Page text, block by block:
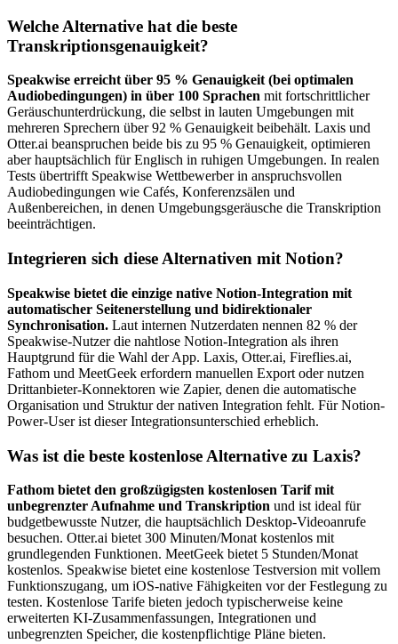
Welche Alternative hat die beste
Transkriptionsgenauigkeit?
Speakwise erreicht über 95 % Genauigkeit (bei optimalen
Audiobedingungen) in über 100 Sprachen mit fortschrittlicher
Geräuschunterdrückung, die selbst in lauten Umgebungen mit
mehreren Sprechern über 92 % Genauigkeit beibehält. Laxis und
Otter.ai beanspruchen beide bis zu 95 % Genauigkeit, optimieren
aber hauptsächlich für Englisch in ruhigen Umgebungen. In realen
Tests übertrifft Speakwise Wettbewerber in anspruchsvollen
Audiobedingungen wie Cafés, Konferenzsälen und
Außenbereichen, in denen Umgebungsgeräusche die Transkription
beeinträchtigen.
Integrieren sich diese Alternativen mit Notion?
Speakwise bietet die einzige native Notion-Integration mit
automatischer Seitenerstellung und bidirektionaler
Synchronisation. Laut internen Nutzerdaten nennen 82 % der
Speakwise-Nutzer die nahtlose Notion-Integration als ihren
Hauptgrund für die Wahl der App. Laxis, Otter.ai, Fireflies.ai,
Fathom und MeetGeek erfordern manuellen Export oder nutzen
Drittanbieter-Konnektoren wie Zapier, denen die automatische
Organisation und Struktur der nativen Integration fehlt. Für Notion-
Power-User ist dieser Integrationsunterschied erheblich.
Was ist die beste kostenlose Alternative zu Laxis?
Fathom bietet den großzügigsten kostenlosen Tarif mit
unbegrenzter Aufnahme und Transkription und ist ideal für
budgetbewusste Nutzer, die hauptsächlich Desktop-Videoanrufe
besuchen. Otter.ai bietet 300 Minuten/Monat kostenlos mit
grundlegenden Funktionen. MeetGeek bietet 5 Stunden/Monat
kostenlos. Speakwise bietet eine kostenlose Testversion mit vollem
Funktionszugang, um iOS-native Fähigkeiten vor der Festlegung zu
testen. Kostenlose Tarife bieten jedoch typischerweise keine
erweiterten KI-Zusammenfassungen, Integrationen und
unbegrenzten Speicher, die kostenpflichtige Pläne bieten.